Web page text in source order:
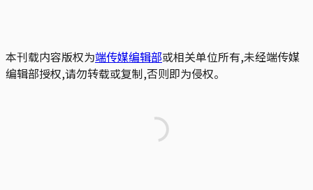
本刊载内容版权为端传媒编辑部或相关单位所有,未经端传媒
编辑部授权,请勿转载或复制,否则即为侵权。